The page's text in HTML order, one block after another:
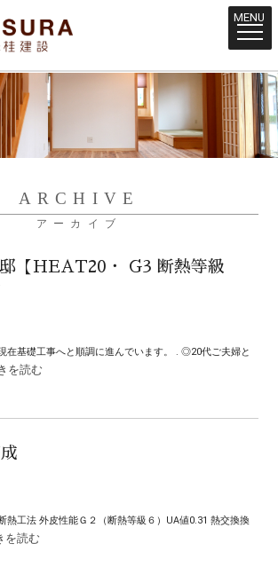
MENU
ARCHIVE
アーカイブ
【HEAT20・ G3 断熱等級
在基礎工事へと順調に進んでいます。 . ◎20代ご夫婦と
を読む
熱工法 外皮性能Ｇ２（断熱等級６）UA値0.31 熱交換換
を読む